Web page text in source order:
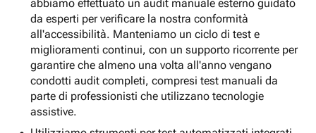
abbiamo effettuato un audit manuale esterno guidato
da esperti per verificare la nostra conformità
all'accessibilità. Manteniamo un ciclo di test e
miglioramenti continui, con un supporto ricorrente per
garantire che almeno una volta all'anno vengano
condotti audit completi, compresi test manuali da
parte di professionisti che utilizzano tecnologie
assistive.